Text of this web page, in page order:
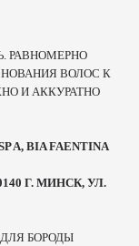
РАВНОМЕРНО
ВОЛОС К
И АККУРАТНО
A, BIA FAENTINA
Г. МИНСК, УЛ.
БОРОДЫ